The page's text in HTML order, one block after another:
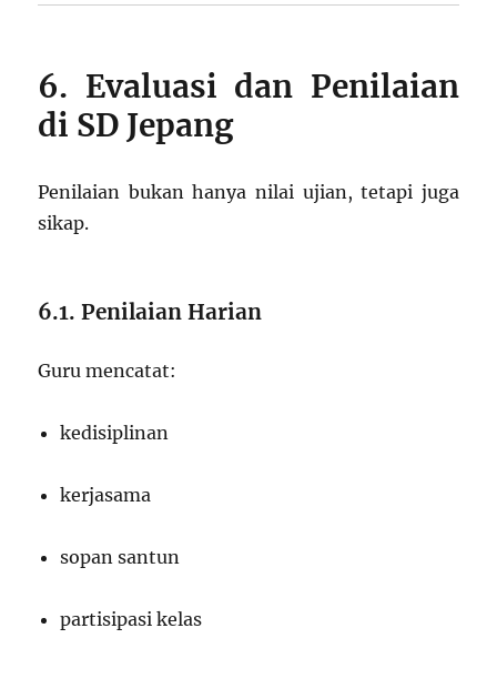
6. Evaluasi dan Penilaian
di SD Jepang
Penilaian bukan hanya nilai ujian, tetapi juga
sikap.
6.1. Penilaian Harian
Guru mencatat:
kedisiplinan
kerjasama
sopan santun
partisipasi kelas